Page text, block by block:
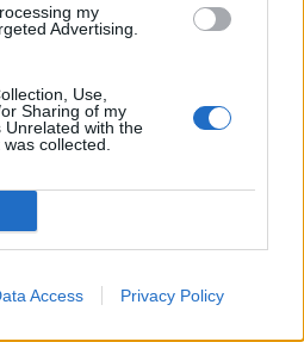
my
Advertising.
Use,
Sharing of my
Unrelated with the
collected.
Access Privacy Policy
verta rinktis
ratais, bagažine ir žibintu.
žvyrkeliais, miško takais ar
rinktis kalnų dviratį su
ir amortizuojančia šake.
leidžiančios lengviau